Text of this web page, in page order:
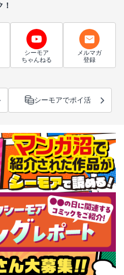
シーモア
ちゃんねる
メルマガ
登録
シーモアでポイ活